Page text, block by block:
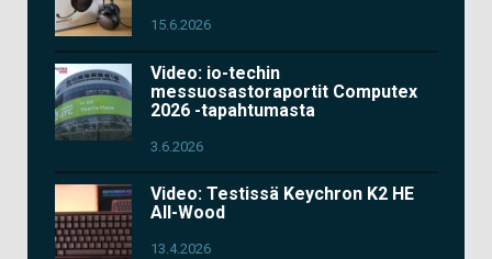
15.6.2026
Video: io-techin
messuosastoraportit Computex
2026 -tapahtumasta
3.6.2026
Video: Testissä Keychron K2 HE
All-Wood
13.4.2026